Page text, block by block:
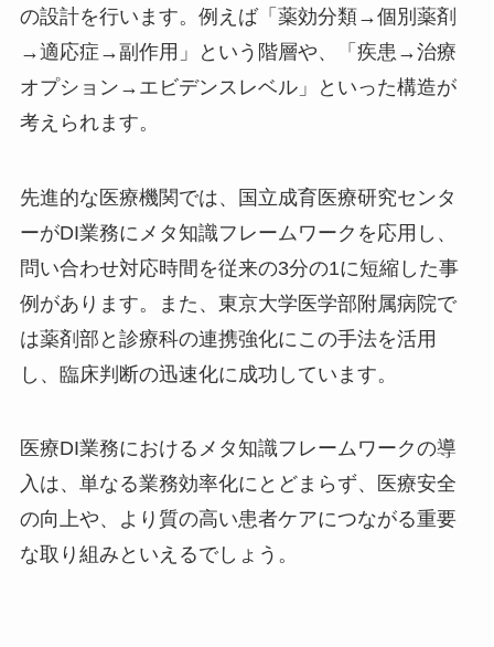
の設計を行います。例えば「薬効分類→個別薬剤
→適応症→副作用」という階層や、「疾患→治療
オプション→エビデンスレベル」といった構造が
考えられます。
先進的な医療機関では、国立成育医療研究センタ
ーがDI業務にメタ知識フレームワークを応用し、
問い合わせ対応時間を従来の3分の1に短縮した事
例があります。また、東京大学医学部附属病院で
は薬剤部と診療科の連携強化にこの手法を活用
し、臨床判断の迅速化に成功しています。
医療DI業務におけるメタ知識フレームワークの導
入は、単なる業務効率化にとどまらず、医療安全
の向上や、より質の高い患者ケアにつながる重要
な取り組みといえるでしょう。